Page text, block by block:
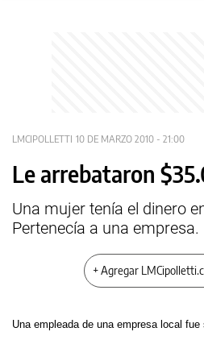
LMCIPOLLETTI 10 DE MARZO 2010 - 21:00
Le arrebataron
Una mujer tenía el dinero
Pertenecía a una empresa.
+ Agregar
Una empleada de una empresa local